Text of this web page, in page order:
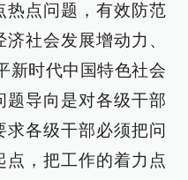
热点问题，有效防范
社会发展增动力、
新时代中国特色社会
题导向是对各级干部
求各级干部必须把问
点，把工作的着力点